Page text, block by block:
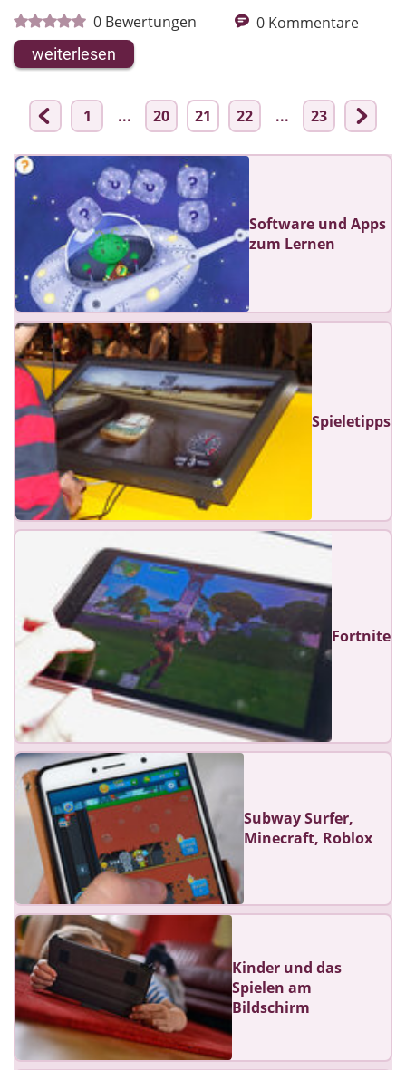
0 Bewertungen 0 Kommentare
weiterlesen
1 ... 20 21 22 ... 23
Software und Apps
zum Lernen
Spieletipps
Fortnite
Subway Surfer,
Minecraft, Roblox
Kinder und das
Spielen am
Bildschirm